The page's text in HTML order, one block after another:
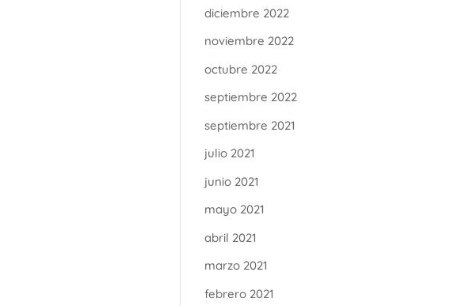
diciembre 2022
noviembre 2022
octubre 2022
septiembre 2022
septiembre 2021
julio 2021
junio 2021
mayo 2021
abril 2021
marzo 2021
febrero 2021